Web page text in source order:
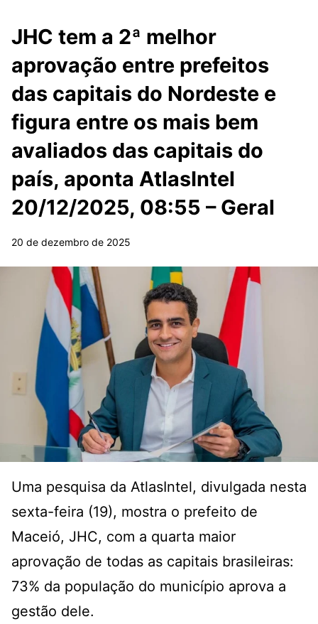
JHC tem a 2ª melhor
aprovação entre prefeitos
das capitais do Nordeste e
figura entre os mais bem
avaliados das capitais do
país, aponta AtlasIntel
20/12/2025, 08:55 – Geral
20 de dezembro de 2025
Uma pesquisa da AtlasIntel, divulgada nesta
sexta-feira (19), mostra o prefeito de
Maceió, JHC, com a quarta maior
aprovação de todas as capitais brasileiras:
73% da população do município aprova a
gestão dele.